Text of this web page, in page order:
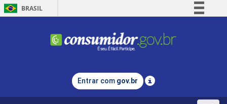
BRASIL
Comunica BR
Legislação
Entrar com gov.br